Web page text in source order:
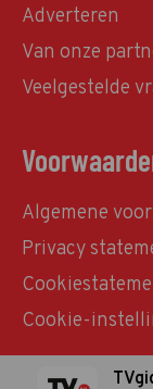
Adverteren
Van onze
Veelgestelde
Algemene
Privacy
Cookie-